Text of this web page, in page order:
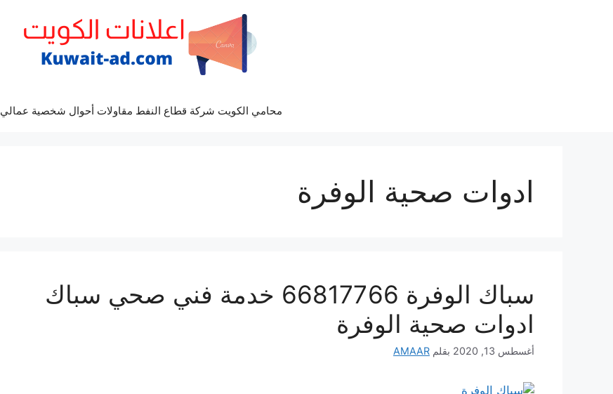
محامي الكويت شركة قطاع النفط مقاولات أحوال شخصية عمالي
ادوات صحية الوفرة
سباك الوفرة 66817766 خدمة فني صحي سباك
ادوات صحية الوفرة
أغسطس 13, 2020 بقلم AMAAR